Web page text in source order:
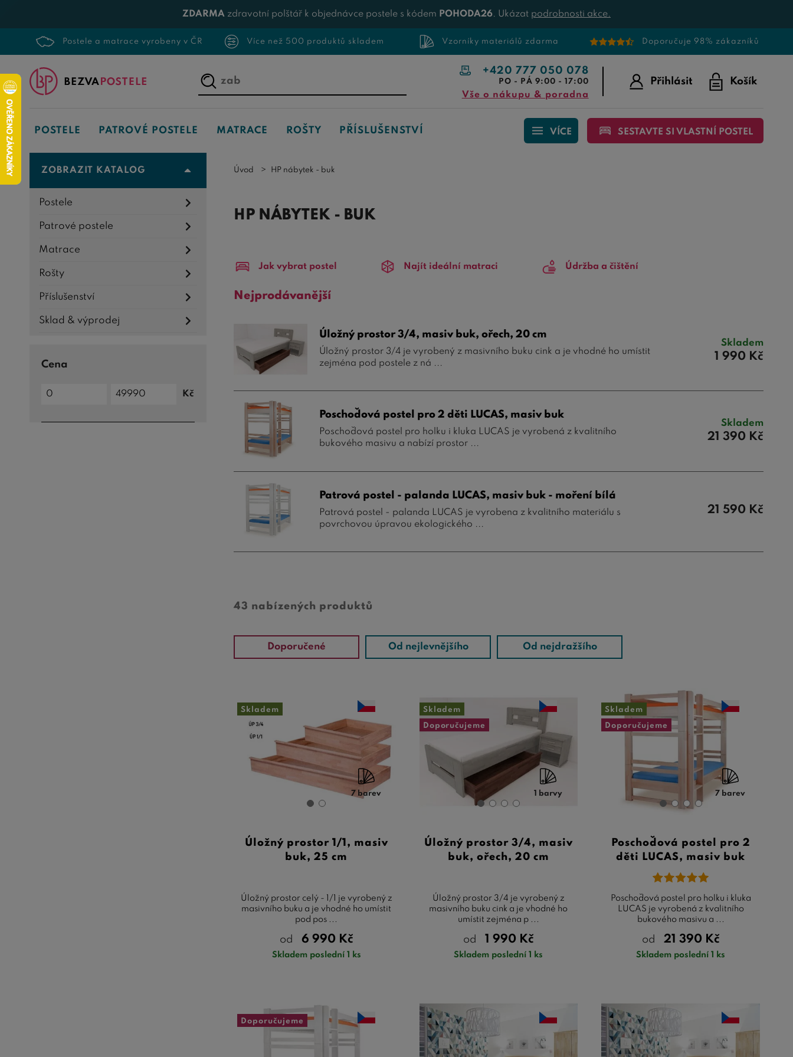
ZDARMA zdravotní polštář k objednávce postele s kódem POHODA26. Ukázat podrobnosti akce.
Postele a matrace vyrobeny v ČR Více než 500 produktů skladem Vzorníky materiálů zdarma Doporučuje 98% zákazníků
Napište,
co
hledáte...
+420 777 050 078
PO - PÁ 9:00 - 17:00
Vše o nákupu & poradna
Přihlásit Košík
POSTELE PATROVÉ POSTELE MATRACE ROŠTY PŘÍSLUŠENSTVÍ VÍCE SESTAVTE SI VLASTNÍ POSTEL
Úvod HP nábytek - buk
HP NÁBYTEK - BUK
Jak vybrat postel Najít ideální matraci Údržba a čištění
Nejprodávanější
Úložný prostor 3/4, masiv buk, ořech, 20 cm
Úložný prostor 3/4 je vyrobený z masivního buku cink a je vhodné ho umístit
zejména pod postele z ná ...
Skladem
1 990 Kč
Poschoďová postel pro 2 děti LUCAS, masiv buk
Poschoďová postel pro holku i kluka LUCAS je vyrobená z kvalitního
bukového masivu a nabízí prostor ...
Skladem
21 390 Kč
Patrová postel - palanda LUCAS, masiv buk - moření bílá
Patrová postel - palanda LUCAS je vyrobena z kvalitního materiálu s
povrchovou úpravou ekologického ...
21 590 Kč
ZOBRAZIT KATALOG
Postele
Patrové postele
Matrace
Rošty
Příslušenství
Sklad & výprodej
Cena
Cena
Cena
do
Kč
43 nabízených produktů
Doporučené Od nejlevnějšího Od nejdražšího
Skladem
7 barev
Úložný prostor 1/1, masiv
buk, 25 cm
Úložný prostor celý - 1/1 je vyrobený z
masivního buku a je vhodné ho umístit
pod pos ...
od 6 990 Kč
Skladem poslední 1 ks
Skladem
Doporučujeme
1 barvy
Úložný prostor 3/4, masiv
buk, ořech, 20 cm
Úložný prostor 3/4 je vyrobený z
masivního buku cink a je vhodné ho
umístit zejména p ...
od 1 990 Kč
Skladem poslední 1 ks
Skladem
Doporučujeme
7 barev
Poschoďová postel pro 2
děti LUCAS, masiv buk
Poschoďová postel pro holku i kluka
LUCAS je vyrobená z kvalitního
bukového masivu a ...
od 21 390 Kč
Skladem poslední 1 ks
Doporučujeme